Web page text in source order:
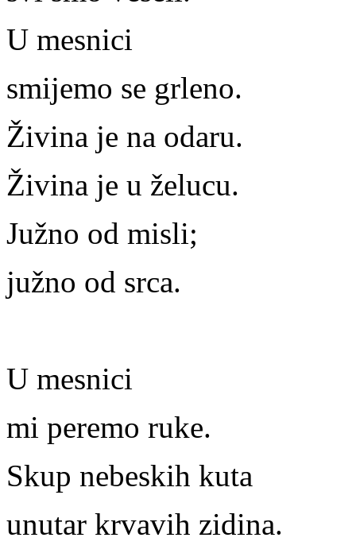
U mesnici
smijemo se grleno.
Živina je na odaru.
Živina je u želucu.
Južno od misli;
južno od srca.
U mesnici
mi peremo ruke.
Skup nebeskih kuta
unutar krvavih zidina.